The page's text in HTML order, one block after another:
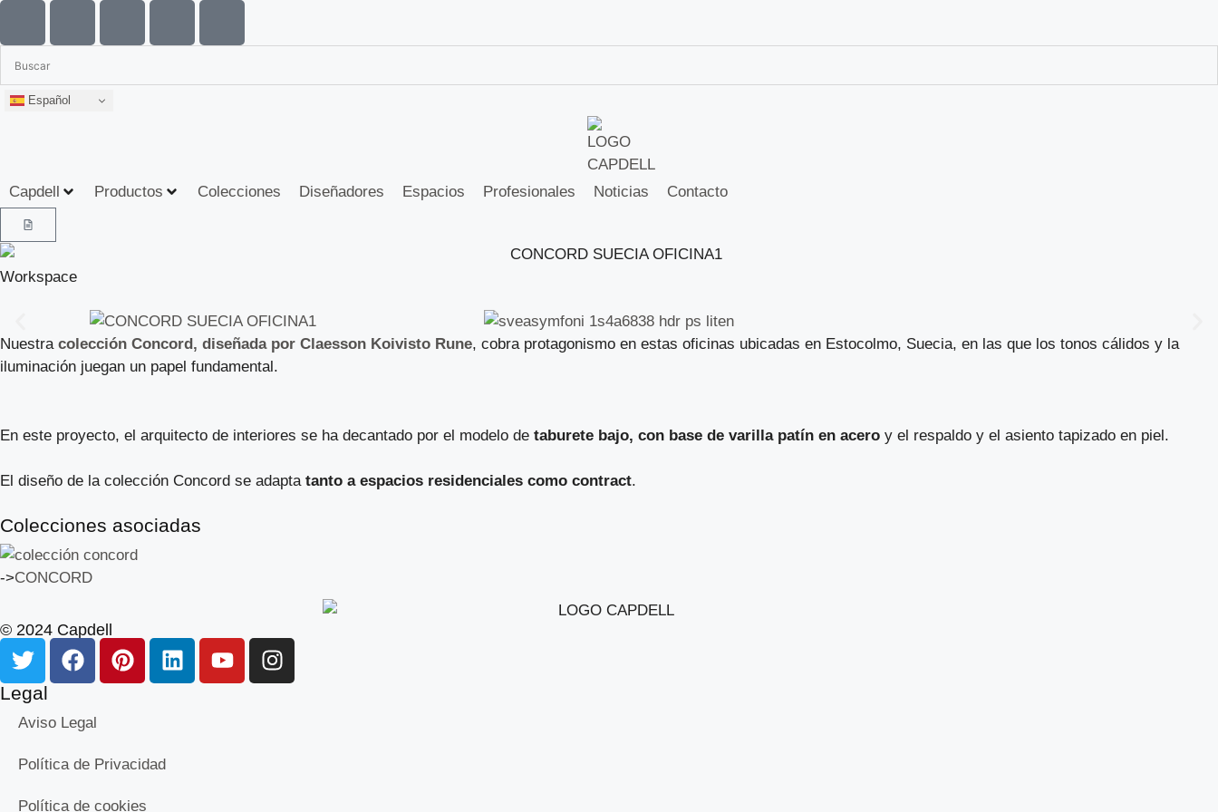
Español
Capdell Productos Colecciones Diseñadores Espacios Profesionales Noticias Contacto
Workspace
Nuestra colección Concord, diseñada por Claesson Koivisto Rune, cobra protagonismo en estas oficinas ubicadas en Estocolmo, Suecia, en las que los tonos cálidos y la
iluminación juegan un papel fundamental.
En este proyecto, el arquitecto de interiores se ha decantado por el modelo de taburete bajo, con base de varilla patín en acero y el respaldo y el asiento tapizado en piel.
El diseño de la colección Concord se adapta tanto a espacios residenciales como contract.
Colecciones asociadas
->CONCORD
© 2024 Capdell
Legal
Aviso Legal
Política de Privacidad
Política de cookies